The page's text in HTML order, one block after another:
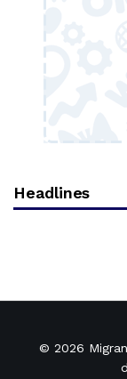
Headlines
© 2026